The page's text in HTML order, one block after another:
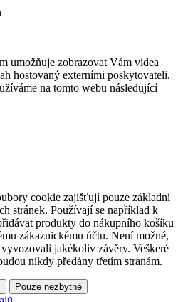
umožňuje zobrazovat Vám videa
hostovaný externími poskytovateli.
na tomto webu následující
cookie zajišťují pouze základní
stránek. Používají se například k
produkty do nákupního košíku
zákaznickému účtu. Není možné,
jakékoliv závěry. Veškeré
nikdy předány třetím stranám.
Pouze nezbytné